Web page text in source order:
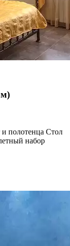
и полотенца Стол
набор